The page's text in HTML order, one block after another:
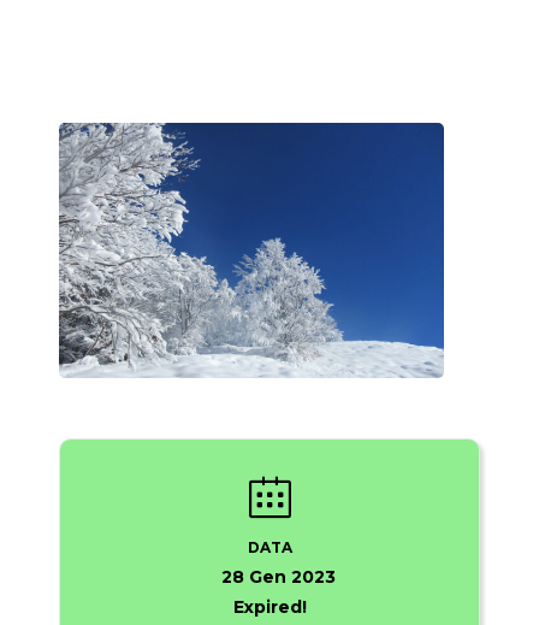
DATA
28 Gen 2023
Expired!